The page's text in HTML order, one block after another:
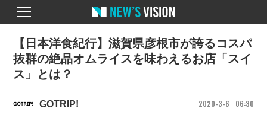
GOTRIP! 2020 3 6 06 30
【日本洋食紀行】滋賀県彦根市が誇るコスパ
抜群の絶品オムライスを味わえるお店「スイ
ス」とは？